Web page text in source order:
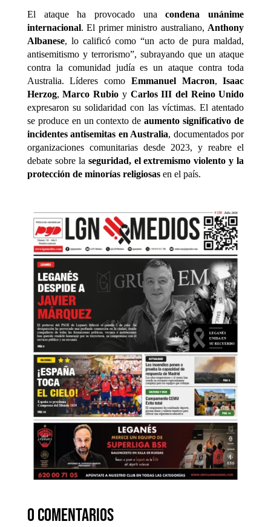
El ataque ha provocado unacondena unánime
internacional. El primer ministro australiano, Anthony
Albanese, lo calificó como “un acto de pura maldad,
antisemitismo y terrorismo”, subrayando que un ataque
contra la comunidad judía es un ataque contra toda
Australia. Líderes como Emmanuel Macron,Isaac
Herzog,Marco Rubio y Carlos III del Reino Unido
expresaron su solidaridad con las víctimas. El atentado
se produce en un contexto deaumento significativo de
incidentes antisemitas en Australia, documentados por
organizaciones comunitarias desde 2023, y reabre el
debate sobre la seguridad, el extremismo violento y la
protección de minorías religiosasen el país.
0 comentarios